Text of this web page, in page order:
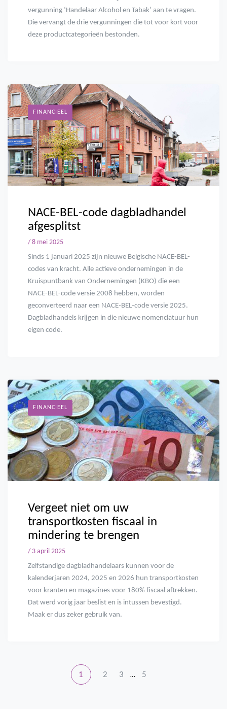
vergunning ‘Handelaar Alcohol en Tabak’ aan te vragen.
Die vervangt de drie vergunningen die tot voor kort voor
deze productcategorieën bestonden.
FINANCIEEL
NACE-BEL-code dagbladhandel
afgesplitst
/ 8 mei 2025
Sinds 1 januari 2025 zijn nieuwe Belgische NACE-BEL-
codes van kracht. Alle actieve ondernemingen in de
Kruispuntbank van Ondernemingen (KBO) die een
NACE-BEL-code versie 2008 hebben, worden
geconverteerd naar een NACE-BEL-code versie 2025.
Dagbladhandels krijgen in die nieuwe nomenclatuur hun
eigen code.
FINANCIEEL
Vergeet niet om uw
transportkosten fiscaal in
mindering te brengen
/ 3 april 2025
Zelfstandige dagbladhandelaars kunnen voor de
kalenderjaren 2024, 2025 en 2026 hun transportkosten
voor kranten en magazines voor 180% fiscaal aftrekken.
Dat werd vorig jaar beslist en is intussen bevestigd.
Maak er dus zeker gebruik van.
1 2 3 … 5